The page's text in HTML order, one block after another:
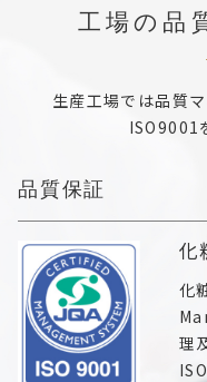
工場の品
生産工場では品質
ISO9001
品質保証
化
化
理